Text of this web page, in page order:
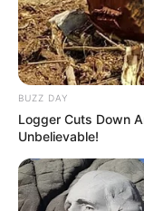
BUZZ DAY
Logger Cuts Down
Unbelievable!